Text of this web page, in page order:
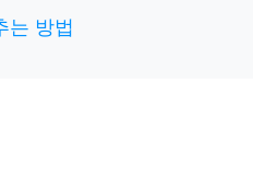
는 방법